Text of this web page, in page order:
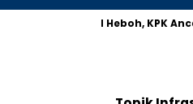
Menteri UMKM Heboh, KPK